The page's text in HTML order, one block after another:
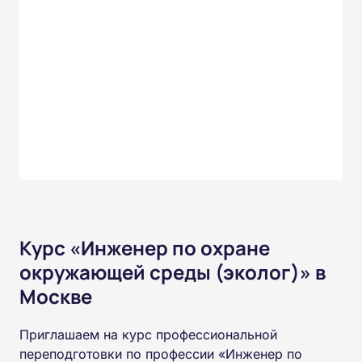
Курс «Инженер по охране
окружающей среды (эколог)» в
Москве
Приглашаем на курс профессиональной
переподготовки по профессии «Инженер по